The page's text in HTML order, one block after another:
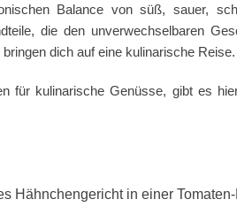
Balance von süß, sauer,
die den unverwechselbaren
dich auf eine kulinarische Reise.
für kulinarische Genüsse, gibt es
Hähnchengericht in einer